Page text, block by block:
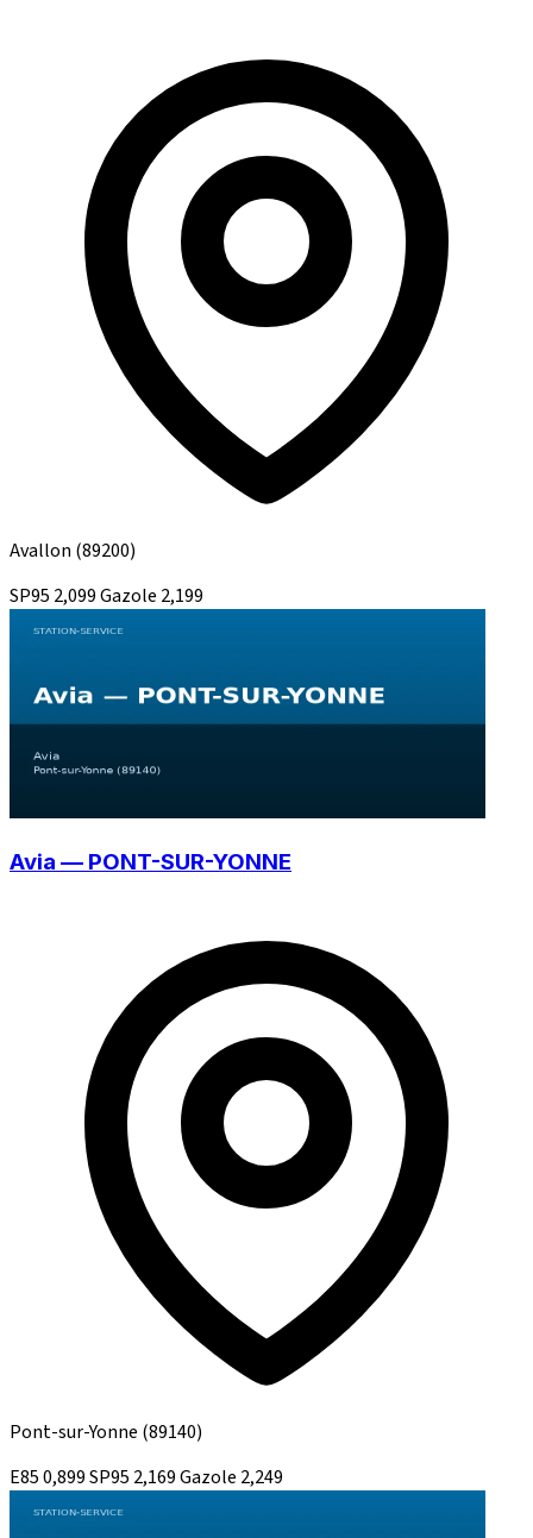
Avallon (89200)
SP95 2,099Gazole 2,199
Avia — PONT-SUR-YONNE
Pont-sur-Yonne (89140)
E850,899SP95 2,169Gazole 2,249